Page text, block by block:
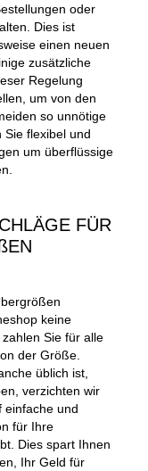
oder
Dies ist
einen neuen
zusätzliche
Regelung
um von den
so unnötige
Sie flexibel und
um überflüssige
FÜR
keine
Sie für alle
der Größe.
üblich ist,
verzichten wir
einfache und
für Ihre
Dies spart Ihnen
Ihr Geld für